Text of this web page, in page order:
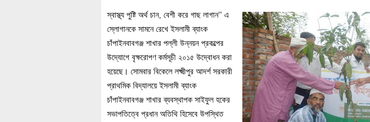
স্বাস্থ্য পুষ্টি অর্থ চান, বেশী করে গাছ লাগান’’ এ
স্লোগানকে সামনে রেখে ইসলামী ব্যাংক
চাঁপাইনবাবগঞ্জ শাখার পল্লী উন্নয়ন প্রকল্পের
উদ্যোগে বৃক্ষরোপণ কর্মসূচী ২০১৫ উদ্বোধন করা
হয়েছে। সোমবার বিকেলে লক্ষ্মীপুর আদর্শ সরকারী
প্রাথমিক বিদ্যালয়ে ইসলামী ব্যাংক
চাঁপাইনবাবগঞ্জ শাখার ব্যবস্থাপক সাইফুল হকের
সভাপতিত্বে প্রধান অতিথি হিসেবে উপস্থিত